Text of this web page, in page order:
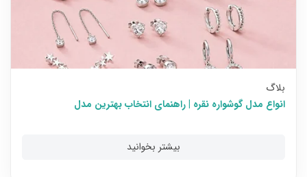
بلاگ
انواع مدل گوشواره نقره | راهنمای انتخاب بهترین مدل
بیشتر بخوانید